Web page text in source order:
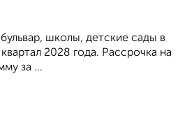
школы, детские сады в
2028 года. Рассрочка на
за ...